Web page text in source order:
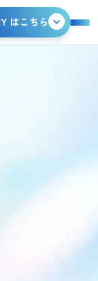
はこちら